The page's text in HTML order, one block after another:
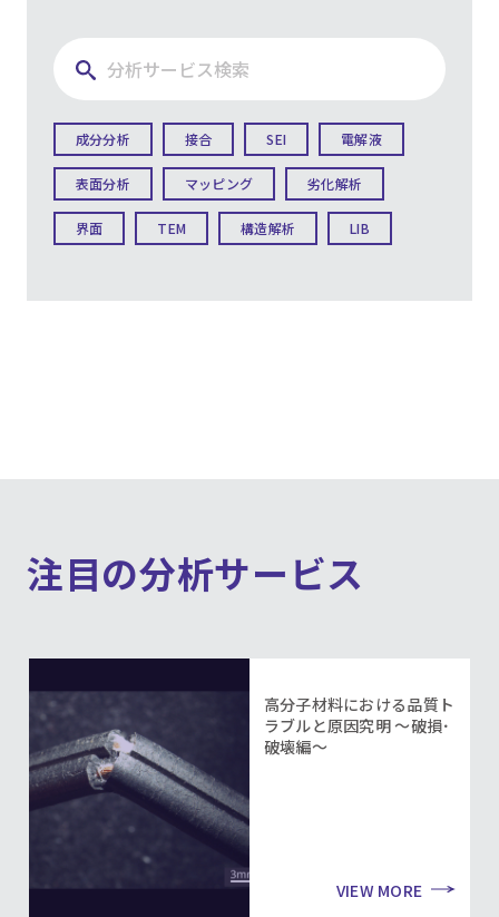
成分分析 接合 SEI 電解液
表面分析 マッピング 劣化解析
界面 TEM 構造解析 LIB
注目の分析サービス
高分子材料における品質ト
ラブルと原因究明 ～破損･
破壊編～
VIEW MORE